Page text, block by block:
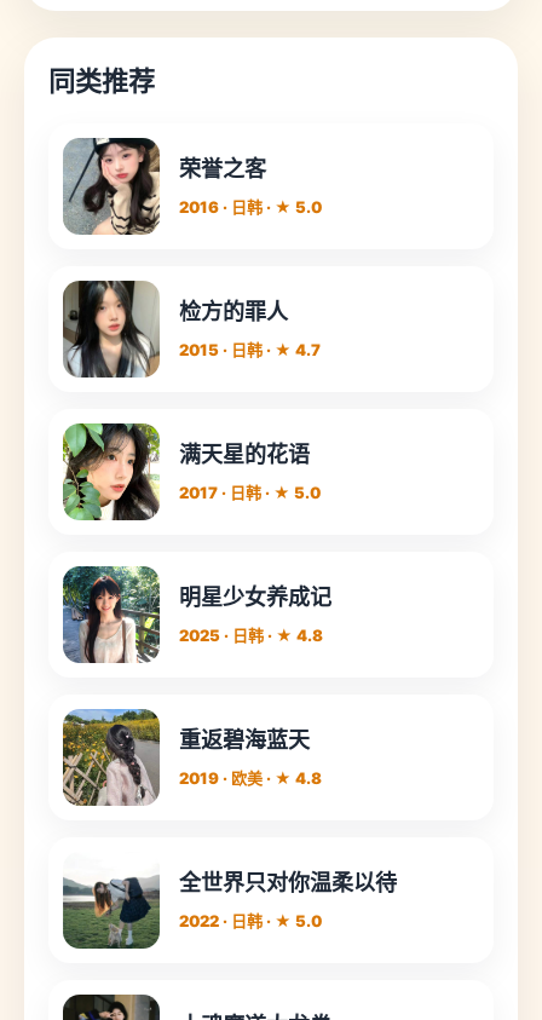
同类推荐
荣誉之客
2016 · 日韩 · ★ 5.0
检方的罪人
2015 · 日韩 · ★ 4.7
满天星的花语
2017 · 日韩 · ★ 5.0
明星少女养成记
2025 · 日韩 · ★ 4.8
重返碧海蓝天
2019 · 欧美 · ★ 4.8
全世界只对你温柔以待
2022 · 日韩 · ★ 5.0